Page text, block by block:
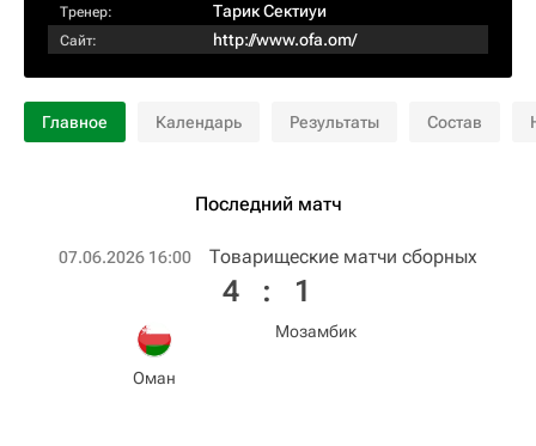
Тренер: Тарик Сектиуи
Сайт: http://www.ofa.om/
Главное Календарь Результаты Состав
Последний матч
07.06.2026 16:00 Товарищеские матчи сборных
Оман
4 : 1
Мозамбик